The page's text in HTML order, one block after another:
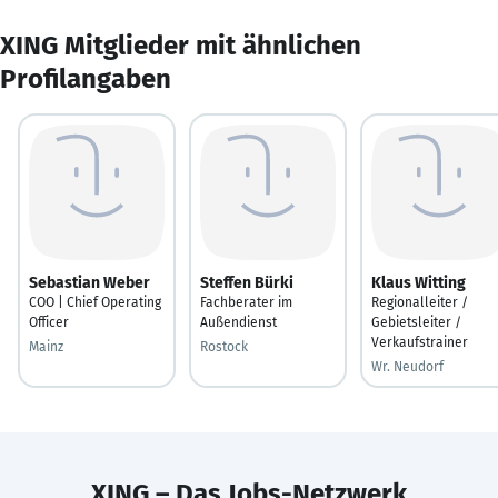
XING Mitglieder mit ähnlichen
Profilangaben
Sebastian Weber
COO | Chief Operating
Officer
Mainz
Steffen Bürki
Fachberater im
Außendienst
Rostock
Klaus Witting
Regionalleiter /
Gebietsleiter /
Verkaufstrainer
Wr. Neudorf